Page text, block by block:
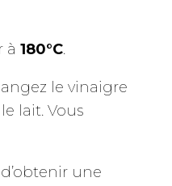
à 180°C.
le vinaigre
lait. Vous
une